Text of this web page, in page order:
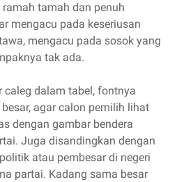
tamah dan penuh
mengacu pada keseriusan
mengacu pada sosok yang
tak ada.
caleg dalam tabel, fontnya
agar calon pemilih lihat
dengan gambar bendera
Juga disandingkan dengan
atau pembesar di negeri
partai. Kadang sama besar